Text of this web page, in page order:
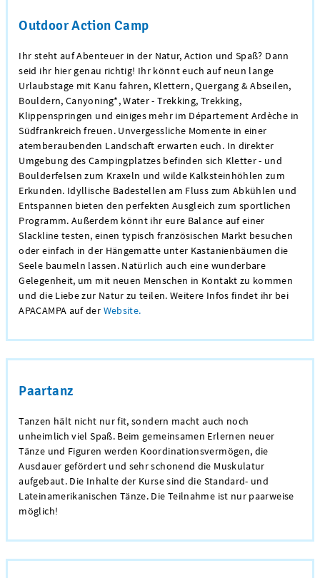
Outdoor Action Camp
Ihr steht auf Abenteuer in der Natur, Action und Spaß? Dann
seid ihr hier genau richtig! Ihr könnt euch auf neun lange
Urlaubstage mit Kanu fahren, Klettern, Quergang & Abseilen,
Bouldern, Canyoning*, Water - Trekking, Trekking,
Klippenspringen und einiges mehr im Département Ardèche in
Südfrankreich freuen. Unvergessliche Momente in einer
atemberaubenden Landschaft erwarten euch. In direkter
Umgebung des Campingplatzes befinden sich Kletter - und
Boulderfelsen zum Kraxeln und wilde Kalksteinhöhlen zum
Erkunden. Idyllische Badestellen am Fluss zum Abkühlen und
Entspannen bieten den perfekten Ausgleich zum sportlichen
Programm. Außerdem könnt ihr eure Balance auf einer
Slackline testen, einen typisch französischen Markt besuchen
oder einfach in der Hängematte unter Kastanienbäumen die
Seele baumeln lassen. Natürlich auch eine wunderbare
Gelegenheit, um mit neuen Menschen in Kontakt zu kommen
und die Liebe zur Natur zu teilen. Weitere Infos findet ihr bei
APACAMPA auf der Website.
Paartanz
Tanzen hält nicht nur fit, sondern macht auch noch
unheimlich viel Spaß. Beim gemeinsamen Erlernen neuer
Tänze und Figuren werden Koordinationsvermögen, die
Ausdauer gefördert und sehr schonend die Muskulatur
aufgebaut. Die Inhalte der Kurse sind die Standard- und
Lateinamerikanischen Tänze. Die Teilnahme ist nur paarweise
möglich!